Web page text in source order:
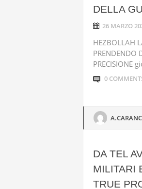
DELLA
26 MARZO
HEZBOLLAH
PRENDENDO
PRECISIONE
0
DA TEL
MILITARI
TRUE